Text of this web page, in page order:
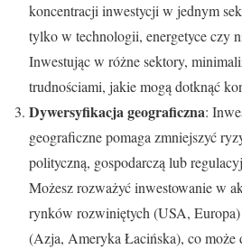
koncentracji inwestycji w jednym
tylko w technologii, energetyce czy
Inwestując w różne sektory,
trudnościami, jakie mogą dotknąć
Dywersyfikacja geograficzna:
geograficzne pomaga zmniejszyć
polityczną, gospodarczą lub
Możesz rozważyć inwestowanie w
rynków rozwiniętych (USA,
(Azja, Ameryka Łacińska), co może